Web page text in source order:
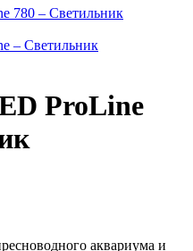
ProLine
аквариума и